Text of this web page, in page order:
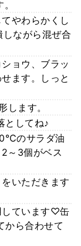
やわらかくし
ながら混ぜ合
ョウ、ブラッ
ます。しっと
します。
してね♪
のサラダ油
～3個がベス
いただきます
しています♡缶
ら合わせて